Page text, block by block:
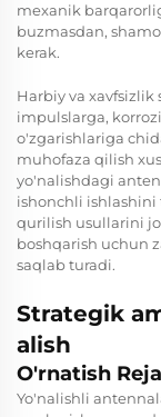
mexanik
buzmasdan,
kerak.
Harbiy va
impulslarga,
o'zgarishlariga
muhofaza qilish
yo'nalishdagi
ishonchli
qurilish usullarini
boshqarish uchun
saqlab turadi.
Strategik
alish
O'rnatish
Yo'nalishli